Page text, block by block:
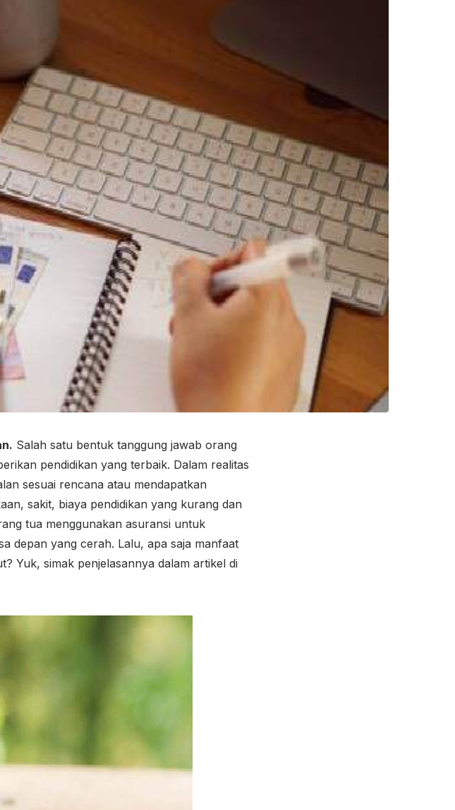
Salah satu bentuk tanggung jawab orang
pendidikan yang terbaik. Dalam realitas
sesuai rencana atau mendapatkan
sakit, biaya pendidikan yang kurang dan
tua menggunakan asuransi untuk
depan yang cerah. Lalu, apa saja manfaat
Yuk, simak penjelasannya dalam artikel di